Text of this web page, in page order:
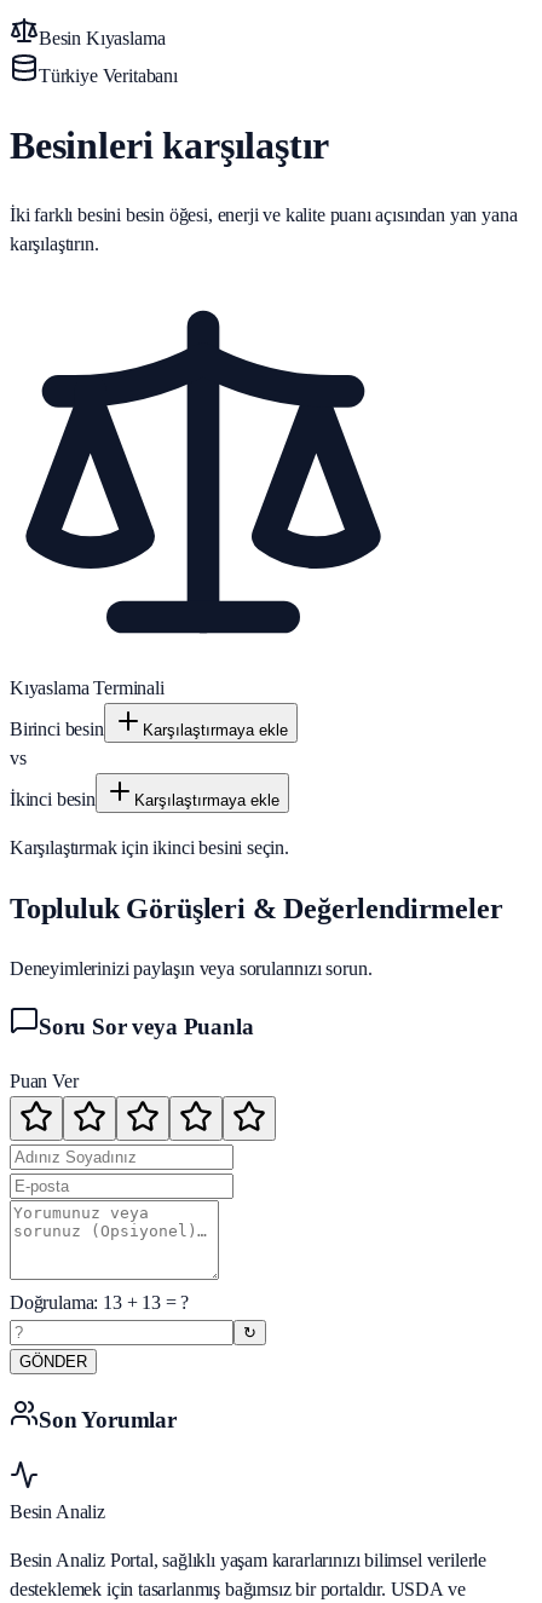
Besin Kıyaslama
Türkiye Veritabanı
Besinleri karşılaştır
İki farklı besini besin öğesi, enerji ve kalite puanı açısından yan yana
karşılaştırın.
Kıyaslama Terminali
Birinci besin
Karşılaştırmaya ekle
vs
İkinci besin
Karşılaştırmaya ekle
Karşılaştırmak için ikinci besini seçin.
Topluluk Görüşleri & Değerlendirmeler
Deneyimlerinizi paylaşın veya sorularınızı sorun.
Soru Sor veya Puanla
Puan Ver
Doğrulama: 13+ 13= ?
↻
GÖNDER
Son Yorumlar
Besin Analiz
Besin Analiz Portal, sağlıklı yaşam kararlarınızı bilimsel verilerle
desteklemek için tasarlanmış bağımsız bir portaldır. USDA ve